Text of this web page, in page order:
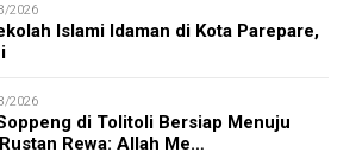
2026
Islami Idaman di Kota Parepare,
2026
di Tolitoli Bersiap Menuju
Rewa: Allah Me…